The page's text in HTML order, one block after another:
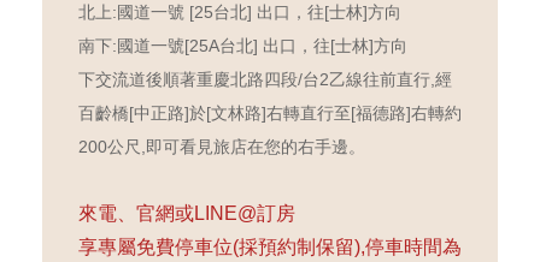
北上:國道一號 [25台北] 出口，往[士林]方向
南下:國道一號[25A台北] 出口，往[士林]方向
下交流道後順著重慶北路四段/台2乙線往前直行,經
百齡橋[中正路]於[文林路]右轉直行至[福德路]右轉約
200公尺,即可看見旅店在您的右手邊。
來電、官網或LINE@訂房
享專屬免費停車位(採預約制保留),停車時間為